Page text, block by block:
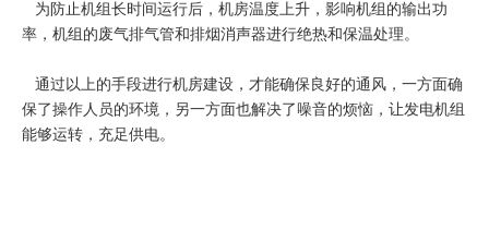
为防止机组长时间运行后，机房温度上升，影响机组的输出功
率，机组的废气排气管和排烟消声器进行绝热和保温处理。
通过以上的手段进行机房建设，才能确保良好的通风，一方面确
保了操作人员的环境，另一方面也解决了噪音的烦恼，让发电机组
能够运转，充足供电。